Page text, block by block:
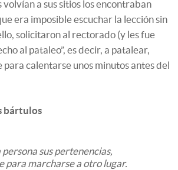
a sus sitios los encontraban
era imposible escuchar la lección sin
solicitaron al rectorado (y les fue
al pataleo”, es decir, a patalear,
calentarse unos minutos antes del
bártulos
sus pertenencias,
para marcharse a otro lugar.